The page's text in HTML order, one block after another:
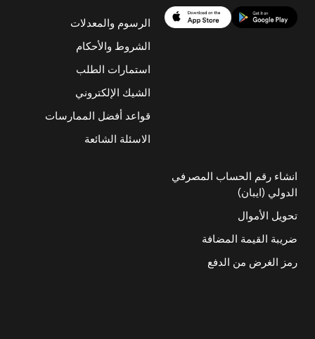
الرسوم والمعدلات
الشروط والأحكام
استمارات الطلب
الشيك الإلكتروني
قواعد أفضل الممارسات
الاسئلة الشائعة
انشاء رقم الحساب المصرفي
الدولي (ايبان)
تحويل الأموال
ضريبة القيمة المضافة
رمز الغرض من الدفع